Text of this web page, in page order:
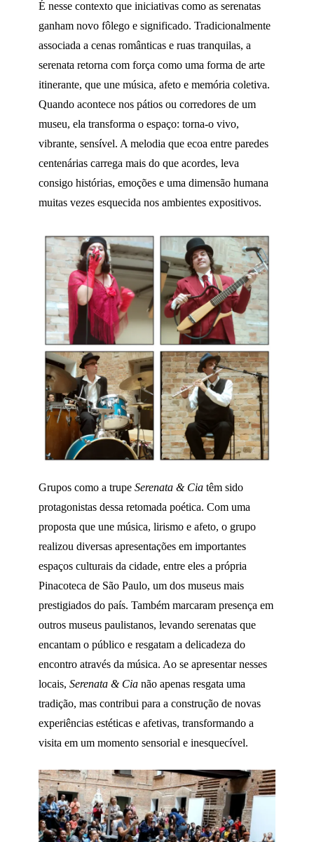
É nesse contexto que iniciativas como as serenatas
ganham novo fôlego e significado. Tradicionalmente
associada a cenas românticas e ruas tranquilas, a
serenata retorna com força como uma forma de arte
itinerante, que une música, afeto e memória coletiva.
Quando acontece nos pátios ou corredores de um
museu, ela transforma o espaço: torna-o vivo,
vibrante, sensível. A melodia que ecoa entre paredes
centenárias carrega mais do que acordes, leva
consigo histórias, emoções e uma dimensão humana
muitas vezes esquecida nos ambientes expositivos.
Grupos como a trupe Serenata & Cia têm sido
protagonistas dessa retomada poética. Com uma
proposta que une música, lirismo e afeto, o grupo
realizou diversas apresentações em importantes
espaços culturais da cidade, entre eles a própria
Pinacoteca de São Paulo, um dos museus mais
prestigiados do país. Também marcaram presença em
outros museus paulistanos, levando serenatas que
encantam o público e resgatam a delicadeza do
encontro através da música. Ao se apresentar nesses
locais, Serenata & Cia não apenas resgata uma
tradição, mas contribui para a construção de novas
experiências estéticas e afetivas, transformando a
visita em um momento sensorial e inesquecível.